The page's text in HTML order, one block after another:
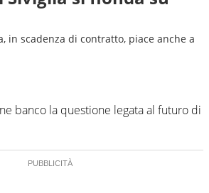
in scadenza di contratto, piace anche a
banco la questione legata al futuro di